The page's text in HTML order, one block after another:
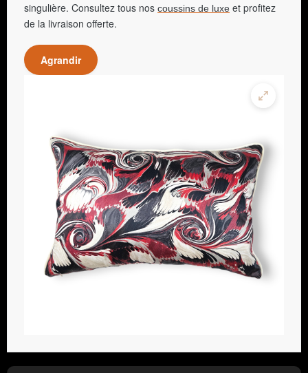
singulière. Consultez tous nos coussins de luxe et profitez
de la livraison offerte.
Agrandir